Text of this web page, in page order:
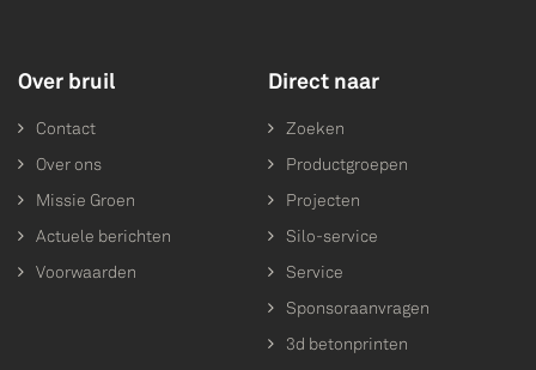
Over bruil
Contact
Over ons
Missie Groen
Actuele berichten
Voorwaarden
Direct naar
Zoeken
Productgroepen
Projecten
Silo-service
Service
Sponsoraanvragen
3d betonprinten